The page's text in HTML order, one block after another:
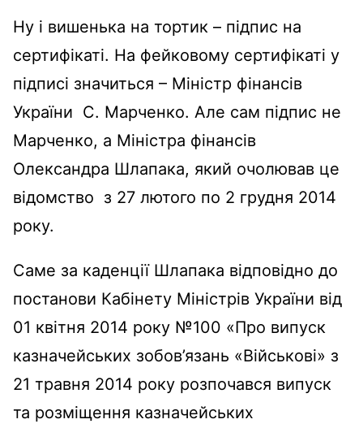
Ну і вишенька на тортик – підпис на
сертифікаті. На фейковому сертифікаті у
підписі значиться – Міністр фінансів
України С. Марченко. Але сам підпис не
Марченко, а Міністра фінансів
Олександра Шлапака, який очолював це
відомство з 27 лютого по 2 грудня 2014
року.
Саме за каденції Шлапака відповідно до
постанови Кабінету Міністрів України від
01 квітня 2014 року №100 «Про випуск
казначейських зобов’язань «Військові» з
21 травня 2014 року розпочався випуск
та розміщення казначейських